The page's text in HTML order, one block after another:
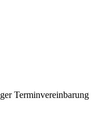
Terminvereinbarung